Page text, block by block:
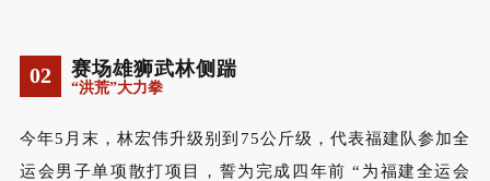
02 赛场雄狮武林侧踹
“洪荒”大力拳
今年5 月末，林宏伟升级别到 75公斤级，代表福建队参加全
运会男子单项散打项目， 誓为完成四年前 “为福建全运会